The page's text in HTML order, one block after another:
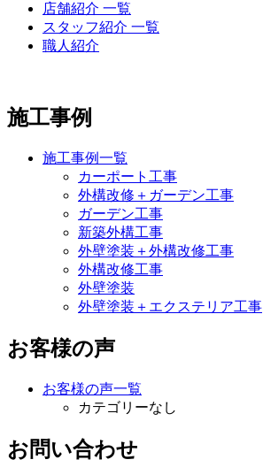
店舗紹介 一覧
スタッフ紹介 一覧
職人紹介
施工事例
施工事例一覧
カーポート工事
外構改修＋ガーデン工事
ガーデン工事
新築外構工事
外壁塗装＋外構改修工事
外構改修工事
外壁塗装
外壁塗装＋エクステリア工事
お客様の声
お客様の声一覧
カテゴリーなし
お問い合わせ